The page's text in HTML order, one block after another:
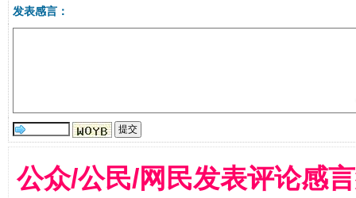
发表感言：
公众/公民/网民发表评论感